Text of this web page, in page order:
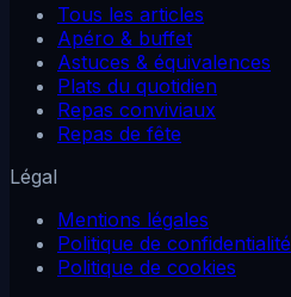
Tous les articles
Apéro & buffet
Astuces & équivalences
Plats du quotidien
Repas conviviaux
Repas de fête
Légal
Mentions légales
Politique de confidentialité
Politique de cookies